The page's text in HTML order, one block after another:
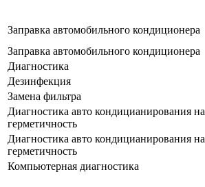
Заправка автомобильного кондиционера
Заправка автомобильного кондиционера
Диагностика
Дезинфекция
Замена фильтра
Диагностика авто кондицианирования на
герметичность
Диагностика авто кондицианирования на
герметичность
Компьютерная диагностика